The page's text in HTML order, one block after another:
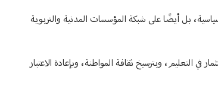
بل أيضًا على شبكة المؤسسات المدنية والتربوية
التعليم، وبترسيخ ثقافة المواطنة، وبإعادة الاعتبار